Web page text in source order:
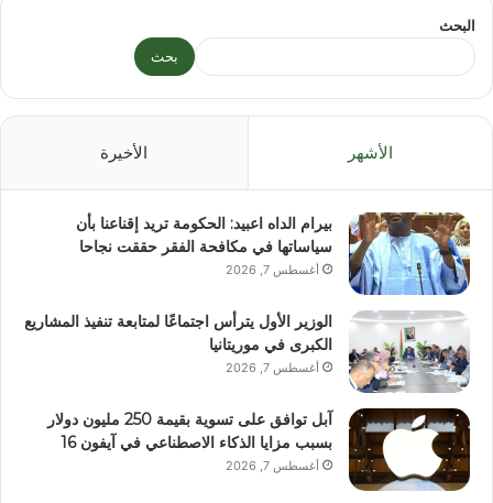
البحث
بحث
الأشهر الأخيرة
بيرام الداه اعبيد: الحكومة تريد إقناعنا بأن
سياساتها في مكافحة الفقر حققت نجاحا
أغسطس 7, 2026
الوزير الأول يترأس اجتماعًا لمتابعة تنفيذ المشاريع
الكبرى في موريتانيا
أغسطس 7, 2026
آبل توافق على تسوية بقيمة 250 مليون دولار
بسبب مزايا الذكاء الاصطناعي في آيفون 16
أغسطس 7, 2026